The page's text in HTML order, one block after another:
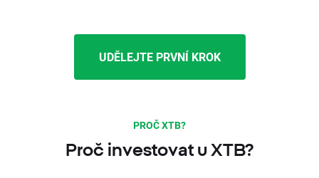
UDĚLEJTE PRVNÍ KROK
PROČ XTB?
Proč investovat u XTB?